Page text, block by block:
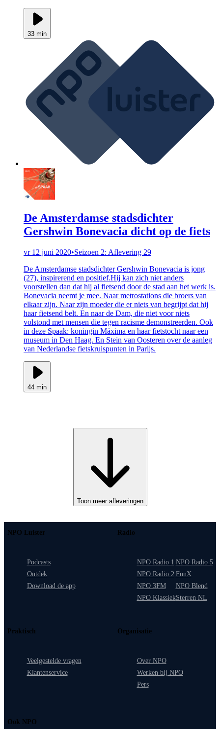
33 min
De Amsterdamse stadsdichter
Gershwin Bonevacia dicht op de fiets
vr 12 juni 2020•Seizoen 2: Aflevering 29
De Amsterdamse stadsdichter Gershwin Bonevacia is jong
(27), inspirerend en positief.Hij kan zich niet anders
voorstellen dan dat hij al fietsend door de stad aan het werk is.
Bonevacia neemt je mee. Naar metrostations die broers van
elkaar zijn. Naar zijn moeder die er niets van begrijpt dat hij
haar fietsend belt. En naar de Dam, die niet voor niets
volstond met mensen die tegen racisme demonstreerden. Ook
in deze Spaak: koningin Máxima en haar fietstocht naar een
museum in Den Haag. En Stein van Oosteren over de aanleg
van Nederlandse fietskruispunten in Parijs.
44 min
Toon meer afleveringen
NPO Luister
Podcasts
Ontdek
Download de app
Radio
NPO Radio 1
NPO Radio 2
NPO 3FM
NPO Klassiek
NPO Radio 5
FunX
NPO Blend
Sterren NL
Praktisch
Veelgestelde vragen
Klantenservice
Organisatie
Over NPO
Werken bij NPO
Pers
Ook NPO